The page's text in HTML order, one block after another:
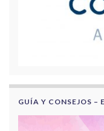
GUÍA Y CONSEJOS –